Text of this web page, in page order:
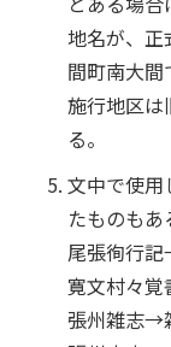
地名が、正
間町南大間
施行地区は
る。
文中で使用
たものもあ
尾張徇行
寛文村々
張州雑志→